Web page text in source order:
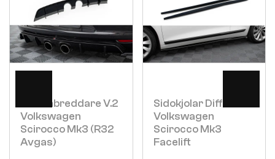
Skärmbreddare V.2
Volkswagen
Scirocco Mk3 (r32
Avgas)
Sidokjolar Diffusers
Volkswagen
Scirocco Mk3
Facelift